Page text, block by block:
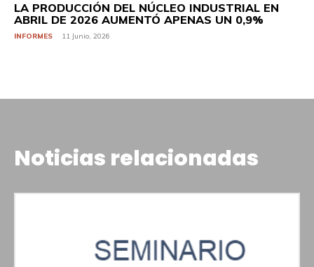
LA PRODUCCIÓN DEL NÚCLEO INDUSTRIAL EN
ABRIL DE 2026 AUMENTÓ APENAS UN 0,9%
INFORMES 11 Junio, 2026
Noticias relacionadas